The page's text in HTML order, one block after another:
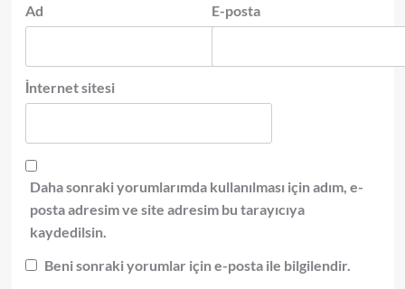
Ad E-posta
İnternet sitesi
Daha sonraki yorumlarımda kullanılması için adım, e-
posta adresim ve site adresim bu tarayıcıya
kaydedilsin.
Beni sonraki yorumlar için e-posta ile bilgilendir.